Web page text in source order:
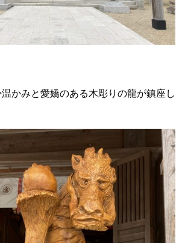
かみと愛嬌のある木彫りの龍が鎮座し